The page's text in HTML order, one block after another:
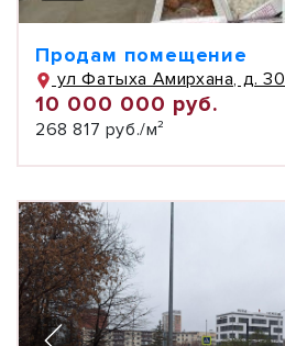
Продам помещение
ул Фатыха Амирхана, д. 30
10 000 000 руб.
268 817 руб./м²